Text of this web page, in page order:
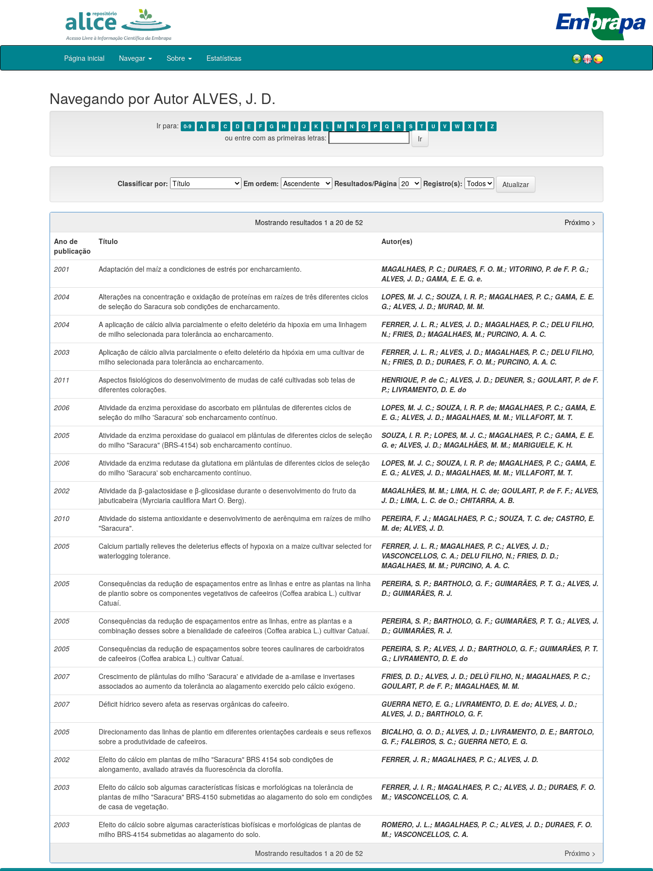
Skip
Página inicial Navegar Sobre Estatísticas
Navegando por Autor ALVES, J. D.
Ir para: 0-9 A B C D E F G H I J K L M N O P Q R S T U V W X Y Z
ou entre com as primeiras letras:
Classificar por: Em ordem: Resultados/Página Registro(s):
Mostrando resultados 1 a 20 de 52
Próximo >
Ano de
publicação
Título Autor(es)
2001 Adaptación del maíz a condiciones de estrés por encharcamiento. MAGALHAES, P. C.; DURAES, F. O. M.; VITORINO, P. de F. P. G.;
ALVES, J. D.; GAMA, E. E. G. e.
2004
Alterações na concentração e oxidação de proteínas em raízes de três diferentes ciclos
de seleção do Saracura sob condições de encharcamento.
LOPES, M. J. C.; SOUZA, I. R. P.; MAGALHAES, P. C.; GAMA, E. E.
G.; ALVES, J. D.; MURAD, M. M.
2004
A aplicação de cálcio alivia parcialmente o efeito deletério da hipoxia em uma linhagem
de milho selecionada para tolerância ao encharcamento.
FERRER, J. L. R.; ALVES, J. D.; MAGALHAES, P. C.; DELU FILHO,
N.; FRIES, D.; MAGALHAES, M.; PURCINO, A. A. C.
2003
Aplicação de cálcio alivia parcialmente o efeito deletério da hipóxia em uma cultivar de
milho selecionada para tolerância ao encharcamento.
FERRER, J. L. R.; ALVES, J. D.; MAGALHAES, P. C.; DELU FILHO,
N.; FRIES, D. D.; DURAES, F. O. M.; PURCINO, A. A. C.
2011
Aspectos fisiológicos do desenvolvimento de mudas de café cultivadas sob telas de
diferentes colorações.
HENRIQUE, P. de C.; ALVES, J. D.; DEUNER, S.; GOULART, P. de F.
P.; LIVRAMENTO, D. E. do
2006
Atividade da enzima peroxidase do ascorbato em plântulas de diferentes ciclos de
seleção do milho 'Saracura' sob encharcamento contínuo.
LOPES, M. J. C.; SOUZA, I. R. P. de; MAGALHAES, P. C.; GAMA, E.
E. G.; ALVES, J. D.; MAGALHAES, M. M.; VILLAFORT, M. T.
2005
Atividade da enzima peroxidase do guaiacol em plântulas de diferentes ciclos de seleção
do milho "Saracura" (BRS-4154) sob encharcamento contínuo.
SOUZA, I. R. P.; LOPES, M. J. C.; MAGALHAES, P. C.; GAMA, E. E.
G. e; ALVES, J. D.; MAGALHÃES, M. M.; MARIGUELE, K. H.
2006
Atividade da enzima redutase da glutationa em plântulas de diferentes ciclos de seleção
do milho 'Saracura' sob encharcamento contínuo.
LOPES, M. J. C.; SOUZA, I. R. P. de; MAGALHAES, P. C.; GAMA, E.
E. G.; ALVES, J. D.; MAGALHAES, M. M.; VILLAFORT, M. T.
2002
Atividade da β-galactosidase e β-glicosidase durante o desenvolvimento do fruto da
jabuticabeira (Myrciaria cauliflora Mart O. Berg).
MAGALHÃES, M. M.; LIMA, H. C. de; GOULART, P. de F. F.; ALVES,
J. D.; LIMA, L. C. de O.; CHITARRA, A. B.
2010
Atividade do sistema antioxidante e desenvolvimento de aerênquima em raízes de milho
"Saracura".
PEREIRA, F. J.; MAGALHAES, P. C.; SOUZA, T. C. de; CASTRO, E.
M. de; ALVES, J. D.
2005
Calcium partially relieves the deleterius effects of hypoxia on a maize cultivar selected for
waterlogging tolerance.
FERRER, J. L. R.; MAGALHAES, P. C.; ALVES, J. D.;
VASCONCELLOS, C. A.; DELU FILHO, N.; FRIES, D. D.;
MAGALHAES, M. M.; PURCINO, A. A. C.
2005
Consequências da redução de espaçamentos entre as linhas e entre as plantas na linha
de plantio sobre os componentes vegetativos de cafeeiros (Coffea arabica L.) cultivar
Catuaí.
PEREIRA, S. P.; BARTHOLO, G. F.; GUIMARÃES, P. T. G.; ALVES, J.
D.; GUIMARÃES, R. J.
2005
Consequências da redução de espaçamentos entre as linhas, entre as plantas e a
combinação desses sobre a bienalidade de cafeeiros (Coffea arabica L.) cultivar Catuaí.
PEREIRA, S. P.; BARTHOLO, G. F.; GUIMARÃES, P. T. G.; ALVES, J.
D.; GUIMARÃES, R. J.
2005
Consequências da redução de espaçamentos sobre teores caulinares de carboidratos
de cafeeiros (Coffea arabica L.) cultivar Catuaí.
PEREIRA, S. P.; ALVES, J. D.; BARTHOLO, G. F.; GUIMARÃES, P. T.
G.; LIVRAMENTO, D. E. do
2007
Crescimento de plântulas do milho 'Saracura' e atividade de a-amilase e invertases
associados ao aumento da tolerância ao alagamento exercido pelo cálcio exógeno.
FRIES, D. D.; ALVES, J. D.; DELÚ FILHO, N.; MAGALHAES, P. C.;
GOULART, P. de F. P.; MAGALHAES, M. M.
2007
Déficit hídrico severo afeta as reservas orgânicas do cafeeiro. GUERRA NETO, E. G.; LIVRAMENTO, D. E. do; ALVES, J. D.;
ALVES, J. D.; BARTHOLO, G. F.
2005
Direcionamento das linhas de plantio em diferentes orientações cardeais e seus reflexos
sobre a produtividade de cafeeiros.
BICALHO, G. O. D.; ALVES, J. D.; LIVRAMENTO, D. E.; BARTOLO,
G. F.; FALEIROS, S. C.; GUERRA NETO, E. G.
2002
Efeito do cálcio em plantas de milho "Saracura" BRS 4154 sob condições de
alongamento, avaliado através da fluorescência da clorofila.
FERRER, J. R.; MAGALHAES, P. C.; ALVES, J. D.
2003
Efeito do cálcio sob algumas características físicas e morfológicas na tolerância de
plantas de milho "Saracura" BRS-4150 submetidas ao alagamento do solo em condições
de casa de vegetação.
FERRER, J. I. R.; MAGALHAES, P. C.; ALVES, J. D.; DURAES, F. O.
M.; VASCONCELLOS, C. A.
2003
Efeito do cálcio sobre algumas características biofísicas e morfológicas de plantas de
milho BRS-4154 submetidas ao alagamento do solo.
ROMERO, J. L.; MAGALHAES, P. C.; ALVES, J. D.; DURAES, F. O.
M.; VASCONCELLOS, C. A.
Mostrando resultados 1 a 20 de 52
Próximo >